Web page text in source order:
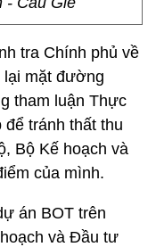
tra Chính phủ về
lại mặt đường
tham luận Thực
tránh thất thu
Bộ Kế hoạch và
của mình.
án BOT trên
và Đầu tư